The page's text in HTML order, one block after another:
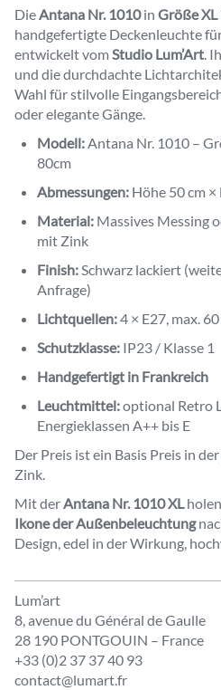
DieAntana Nr. 1010in Größe XL
handgefertigte Deckenleuchte
entwickelt vomStudio Lum’Art.
und die durchdachte
Wahl für stilvolle
oder elegante Gänge.
Modell:Antana Nr. 1010 –
80cm
Abmessungen: Höhe 50 cm
Material: Massives Messing
mit Zink
Finish:Schwarz lackiert
Anfrage)
Lichtquellen:4 × E27, max.
Schutzklasse: IP23 / Klasse 1
Handgefertigt in Frankreich
Leuchtmittel:optional Retro
Energieklassen A++ bis E
Der Preis ist ein Basis Preis in
Zink.
Mit derAntana Nr. 1010 XLholen
Ikone der Außenbeleuchtung
Design, edel in der Wirkung,
Lum’art
8, avenue du Général de Gaulle
28 190 PONTGOUIN – France
+33 (0)2 37 37 40 93
contact@lumart.fr